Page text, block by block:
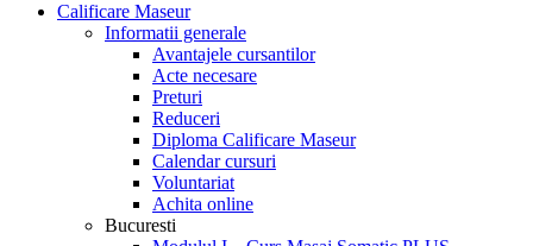
Calificare Maseur
Informatii generale
Avantajele cursantilor
Acte necesare
Preturi
Reduceri
Diploma Calificare Maseur
Calendar cursuri
Voluntariat
Achita online
Bucuresti